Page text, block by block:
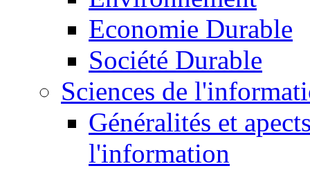
Economie Durable
Société Durable
Sciences de
Généralités et
l'information